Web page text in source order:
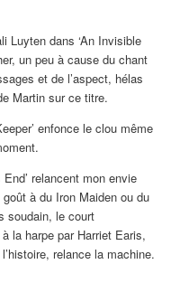
Luyten dans ‘An Invisible
un peu à cause du chant
et de l’aspect, hélas
Martin sur ce titre.
enfonce le clou même
End’ relancent mon envie
à du Iron Maiden ou du
soudain, le court
la harpe par Harriet Earis,
relance la machine.